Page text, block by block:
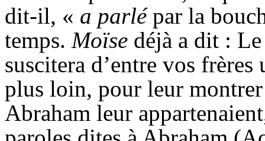
dit-il, « a parlépar la
temps. Moïse déjà a dit :
suscitera d’entre vos
plus loin, pour leur
Abraham leur